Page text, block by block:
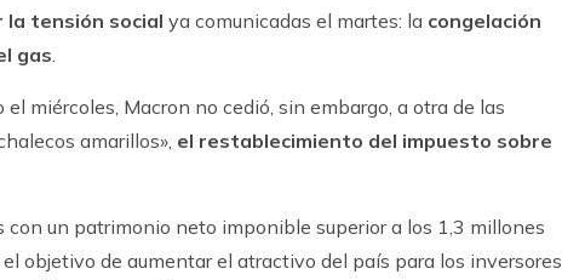
la tensión social ya comunicadas el martes: la congelación
gas
miércoles, Macron no cedió, sin embargo, a otra de las
amarillos», el restablecimiento del impuesto sobre
con un patrimonio neto imponible superior a los 1,3 millones
objetivo de aumentar el atractivo del país para los inversores